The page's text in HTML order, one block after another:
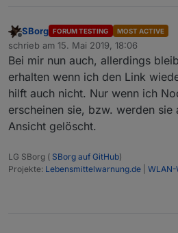
Offline
SBorg FORUM TESTING MOST ACTIVE
schrieb am 15. Mai 2019, 18:06
zuletzt editiert von
Bei mir nun auch, allerdings
erhalten wenn ich den Link
hilft auch nicht. Nur wenn ich
erscheinen sie, bzw. werden sie
Ansicht gelöscht.
LG SBorg ( SBorg auf GitHub)
Projekte: Lebensmittelwarnung.de